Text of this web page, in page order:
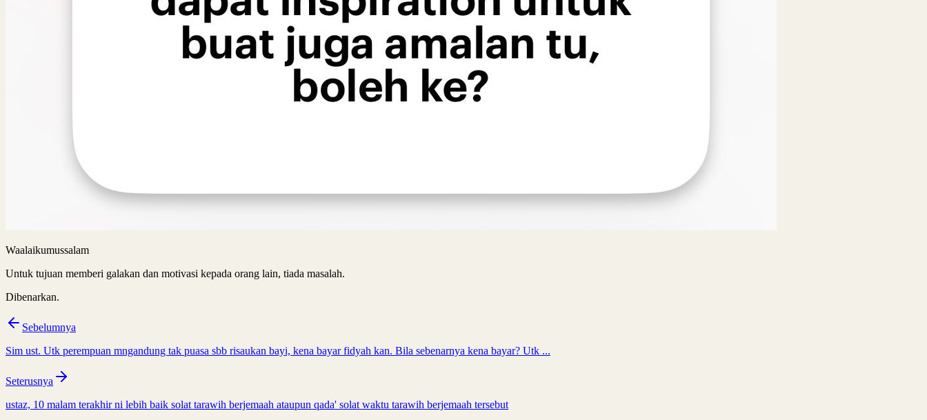
Waalaikumussalam
Untuk tujuan memberi galakan dan motivasi kepada orang lain, tiada masalah.
Dibenarkan.
Sebelumnya
Sim ust. Utk perempuan mngandung tak puasa sbb risaukan bayi, kena bayar fidyah kan. Bila sebenarnya kena bayar? Utk ...
Seterusnya
ustaz, 10 malam terakhir ni lebih baik solat tarawih berjemaah ataupun qada' solat waktu tarawih berjemaah tersebut